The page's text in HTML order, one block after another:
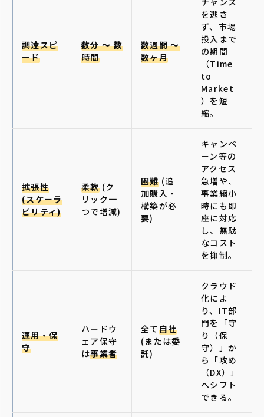
調達スピ
ード
数分 〜 数
時間
数週間 〜
数ヶ月
を逃さ
ず、市場
投入まで
の期間
（Time
to
Market
）を短
縮。
拡張性
(スケーラ
ビリティ)
柔軟(ク
リック一
つで増減)
困難(追
加購入・
構築が必
要)
キャンペ
ーン等の
アクセス
急増や、
事業縮小
時にも即
座に対応
し、無駄
なコスト
を抑制。
運用・保
守
ハードウ
ェア保守
は事業者
全て自社
(または委
託)
クラウド
化によ
り、IT部
門を「守
り（保
守）」か
ら「攻め
（DX）」
へシフト
できる。